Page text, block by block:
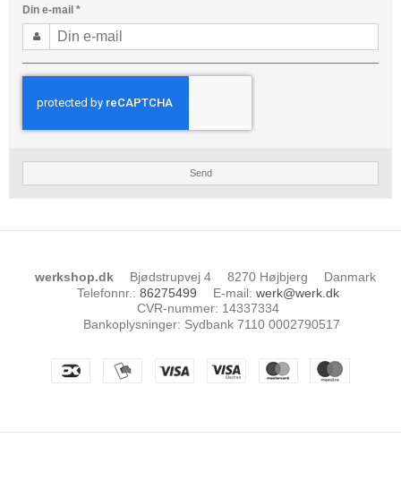
Din e-mail *
Send
werkshop.dk Bjødstrupvej 4 8270 Højbjerg
Danmark
Telefonnr. : 86275499 E-mail: werk@werk.dk
CVR-nummer: 14337334
Bankoplysninger: Sydbank 7110 0002790517